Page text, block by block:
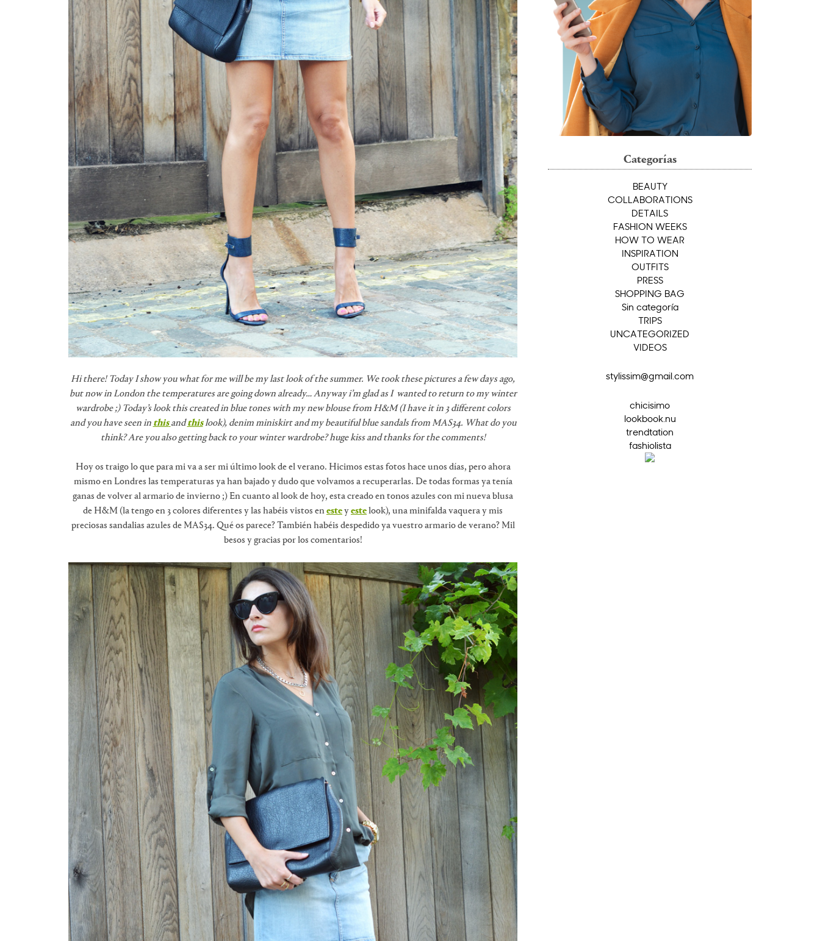
Hi there! Today I show you what for me will be my last look of the summer. We took these pictures a few days ago,
but now in London the temperatures are going down already… Anyway i’m glad as I wanted to return to my winter
wardrobe ;) Today’s look this created in blue tones with my new blouse from H&M (I have it in 3 different colors
and you have seen in this andthislook), denim miniskirt and my beautiful blue sandals from MAS34. What do you
think? Are you also getting back to your winter wardrobe? huge kiss and thanks for the comments!
Hoy os traigo lo que para mi va a ser mi último look de el verano. Hicimos estas fotos hace unos días, pero ahora
mismo en Londres las temperaturas ya han bajado y dudo que volvamos a recuperarlas. De todas formas ya tenía
ganas de volver al armario de invierno ;) En cuanto al look de hoy, esta creado en tonos azules con mi nueva blusa
de H&M (la tengo en 3 colores diferentes y las habéis vistos enesteyestelook), una minifalda vaquera y mis
preciosas sandalias azules de MAS34. Qué os parece? También habéis despedido ya vuestro armario de verano? Mil
besos y gracias por los comentarios!
Categorías
BEAUTY
COLLABORATIONS
DETAILS
FASHION WEEKS
HOW TO WEAR
INSPIRATION
OUTFITS
PRESS
SHOPPING BAG
Sin categoría
TRIPS
UNCATEGORIZED
VIDEOS
stylissim@gmail.com
chicisimo
lookbook.nu
trendtation
fashiolista